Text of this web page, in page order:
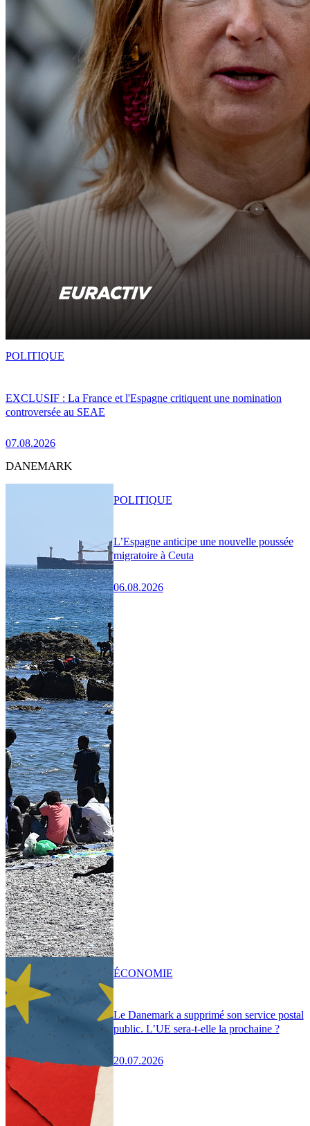
EXCLUSIF : La France et l'Espagne critiquent une nomination
controversée au SEAE
07.08.2026
POLITIQUE
DANEMARK
L’Espagne anticipe une nouvelle poussée
migratoire à Ceuta
06.08.2026
POLITIQUE
Le Danemark a supprimé son service postal
public. L’UE sera-t-elle la prochaine ?
20.07.2026
ÉCONOMIE